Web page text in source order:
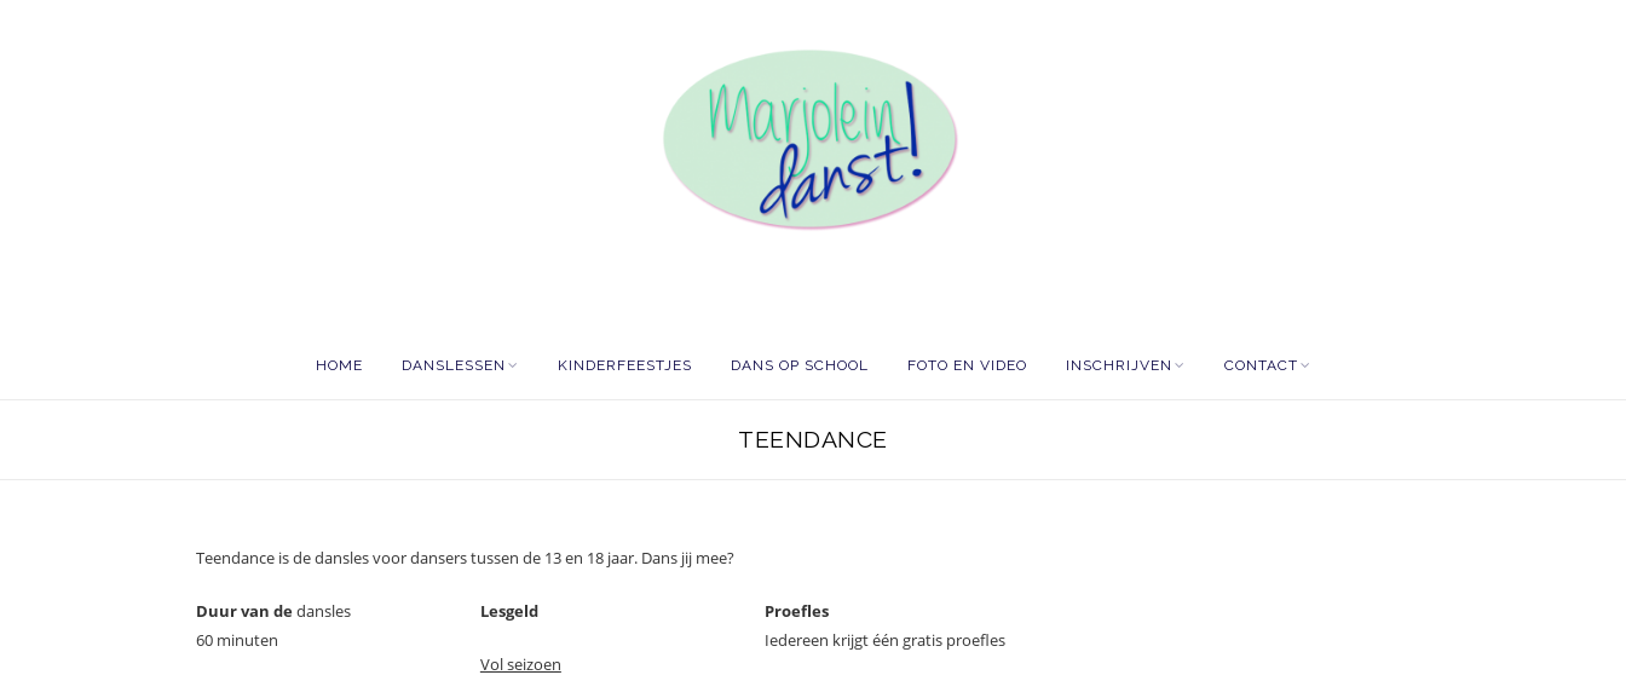
HOME DANSLESSEN KINDERFEESTJES DANS OP SCHOOL FOTO EN VIDEO INSCHRIJVEN CONTACT
TEENDANCE
Teendance is de dansles voor dansers tussen de 13 en 18 jaar. Dans jij mee?
Duur van dedansles
60 minuten
Lesgeld
Vol seizoen
Proefles
Iedereen krijgt één gratis proefles